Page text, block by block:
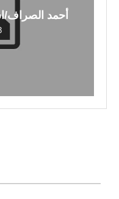
أحمد الصراف/